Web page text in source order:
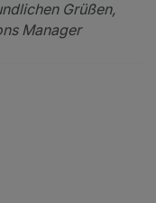
Grüßen,
Manager